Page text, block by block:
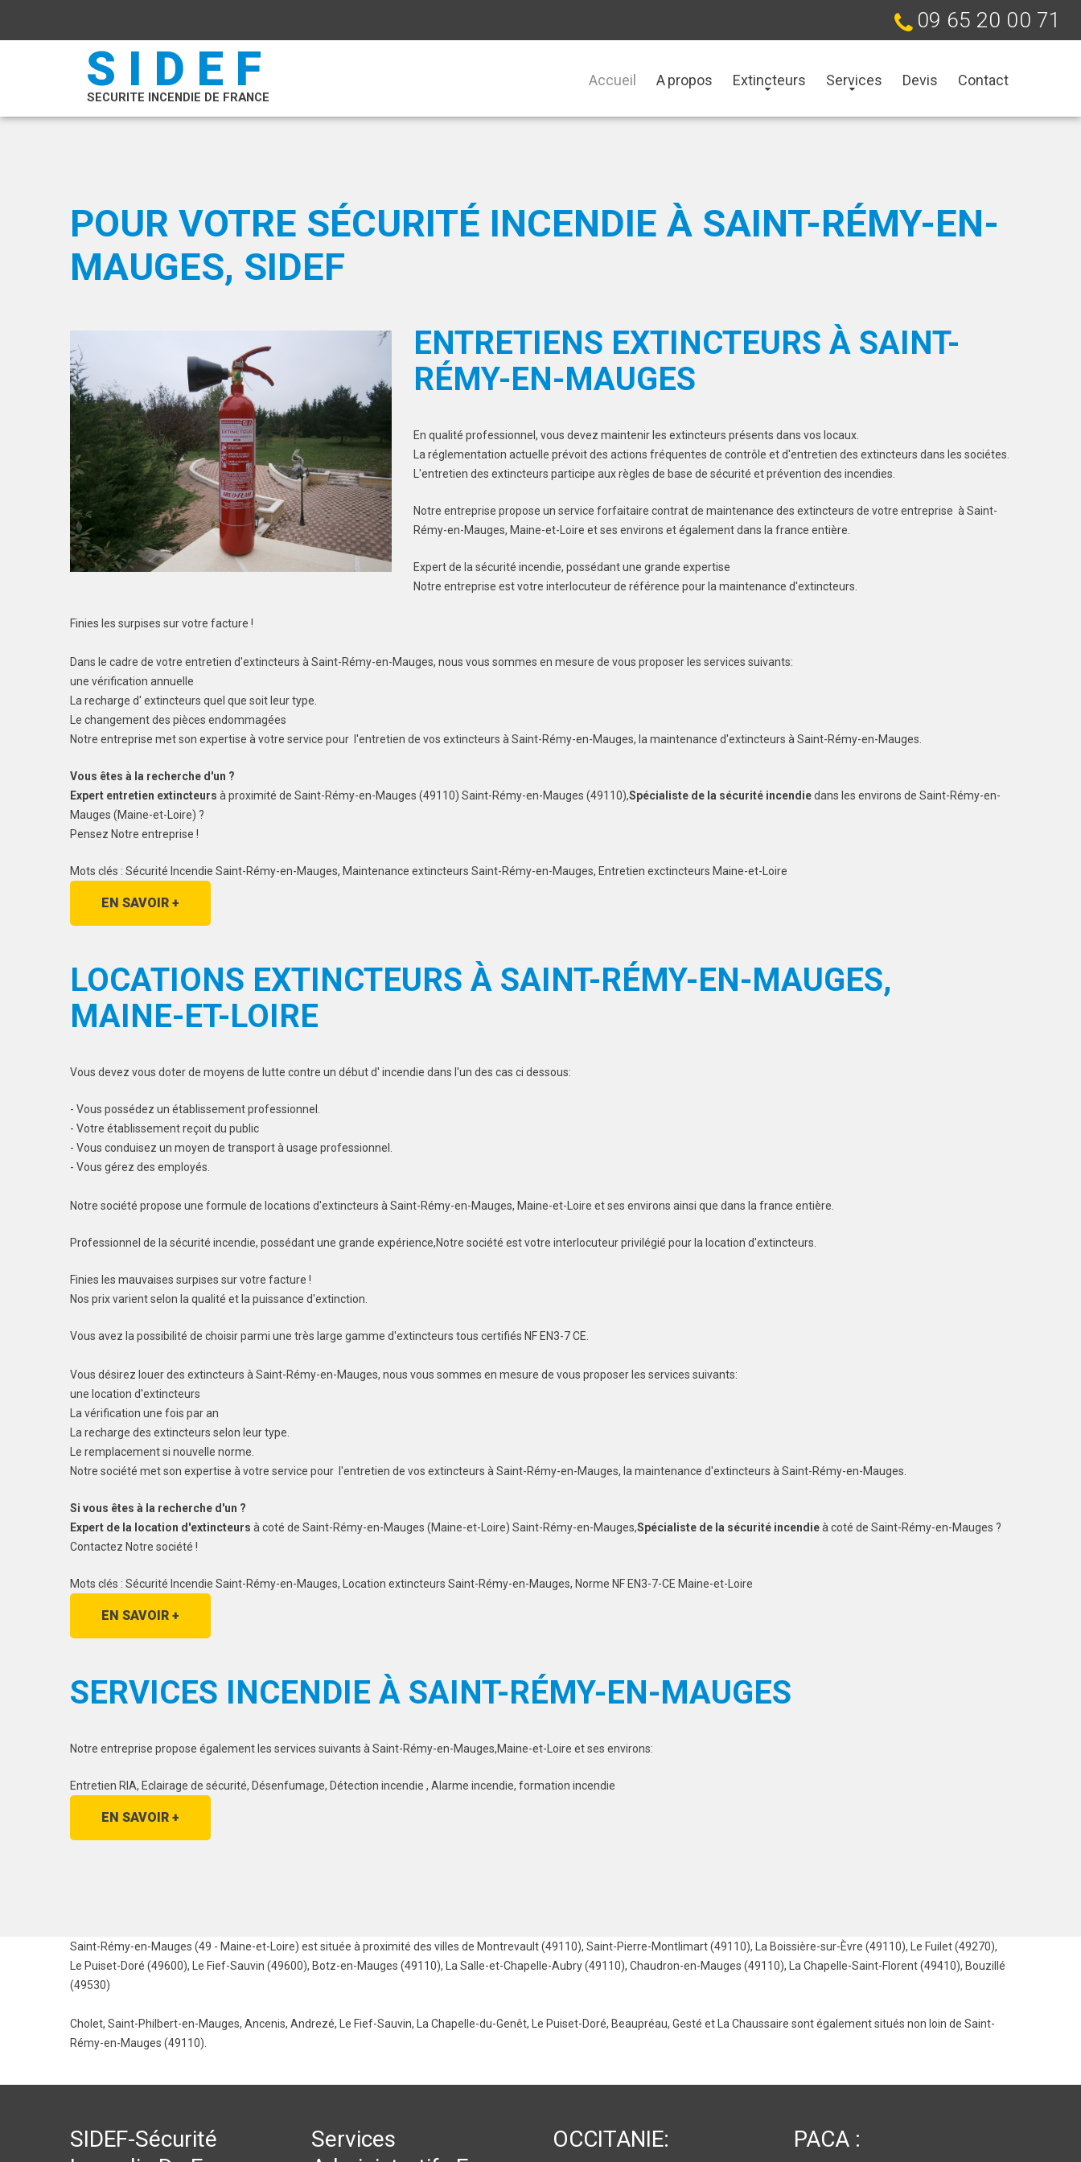
09 65 20 00 71
SIDEF
SECURITE INCENDIE DE FRANCE
Accueil A propos Extincteurs Services Devis Contact
POUR VOTRE SÉCURITÉ INCENDIE À SAINT-RÉMY-EN-
MAUGES, SIDEF
ENTRETIENS EXTINCTEURS À SAINT-
RÉMY-EN-MAUGES
En qualité professionnel, vous devez maintenir les extincteurs présents dans vos locaux.
La réglementation actuelle prévoit des actions fréquentes de contrôle et d'entretien des extincteurs dans les sociétes.
L'entretien des extincteurs participe aux règles de base de sécurité et prévention des incendies.
Notre entreprise propose un service forfaitaire contrat de maintenance des extincteurs de votre entreprise à Saint-
Rémy-en-Mauges, Maine-et-Loire et ses environs et également dans la france entière.
Expert de la sécurité incendie, possédant une grande expertise
Notre entreprise est votre interlocuteur de référence pour la maintenance d'extincteurs.
Finies les surpises sur votre facture !
Dans le cadre de votre entretien d'extincteurs à Saint-Rémy-en-Mauges, nous vous sommes en mesure de vous proposer les services suivants:
une vérification annuelle
La recharge d' extincteurs quel que soit leur type.
Le changement des pièces endommagées
Notre entreprise met son expertise à votre service pour l'entretien de vos extincteurs à Saint-Rémy-en-Mauges, la maintenance d'extincteurs à Saint-Rémy-en-Mauges.
Vous êtes à la recherche d'un ?
Expert entretien extincteurs à proximité de Saint-Rémy-en-Mauges (49110) Saint-Rémy-en-Mauges (49110),Spécialiste de la sécurité incendiedans les environs de Saint-Rémy-en-
Mauges (Maine-et-Loire) ?
Pensez Notre entreprise !
Mots clés : Sécurité Incendie Saint-Rémy-en-Mauges, Maintenance extincteurs Saint-Rémy-en-Mauges, Entretien exctincteurs Maine-et-Loire
EN SAVOIR +
LOCATIONS EXTINCTEURS À SAINT-RÉMY-EN-MAUGES,
MAINE-ET-LOIRE
Vous devez vous doter de moyens de lutte contre un début d' incendie dans l'un des cas ci dessous:
- Vous possédez un établissement professionnel.
- Votre établissement reçoit du public
- Vous conduisez un moyen de transport à usage professionnel.
- Vous gérez des employés.
Notre société propose une formule de locations d'extincteurs à Saint-Rémy-en-Mauges, Maine-et-Loire et ses environs ainsi que dans la france entière.
Professionnel de la sécurité incendie, possédant une grande expérience,Notre société est votre interlocuteur privilégié pour la location d'extincteurs.
Finies les mauvaises surpises sur votre facture !
Nos prix varient selon la qualité et la puissance d'extinction.
Vous avez la possibilité de choisir parmi une très large gamme d'extincteurs tous certifiés NF EN3-7 CE.
Vous désirez louer des extincteurs à Saint-Rémy-en-Mauges, nous vous sommes en mesure de vous proposer les services suivants:
une location d'extincteurs
La vérification une fois par an
La recharge des extincteurs selon leur type.
Le remplacement si nouvelle norme.
Notre société met son expertise à votre service pour l'entretien de vos extincteurs à Saint-Rémy-en-Mauges, la maintenance d'extincteurs à Saint-Rémy-en-Mauges.
Si vous êtes à la recherche d'un ?
Expert de la location d'extincteurs à coté de Saint-Rémy-en-Mauges (Maine-et-Loire) Saint-Rémy-en-Mauges,Spécialiste de la sécurité incendieà coté de Saint-Rémy-en-Mauges ?
Contactez Notre société !
Mots clés : Sécurité Incendie Saint-Rémy-en-Mauges, Location extincteurs Saint-Rémy-en-Mauges, Norme NF EN3-7-CE Maine-et-Loire
EN SAVOIR +
SERVICES INCENDIE À SAINT-RÉMY-EN-MAUGES
Notre entreprise propose également les services suivants à Saint-Rémy-en-Mauges,Maine-et-Loire et ses environs:
Entretien RIA, Eclairage de sécurité, Désenfumage, Détection incendie , Alarme incendie, formation incendie
EN SAVOIR +
Saint-Rémy-en-Mauges (49 - Maine-et-Loire) est située à proximité des villes de Montrevault (49110), Saint-Pierre-Montlimart (49110), La Boissière-sur-Èvre (49110), Le Fuilet (49270),
Le Puiset-Doré (49600), Le Fief-Sauvin (49600), Botz-en-Mauges (49110), La Salle-et-Chapelle-Aubry (49110), Chaudron-en-Mauges (49110), La Chapelle-Saint-Florent (49410), Bouzillé
(49530)
Cholet, Saint-Philbert-en-Mauges, Ancenis, Andrezé, Le Fief-Sauvin, La Chapelle-du-Genêt, Le Puiset-Doré, Beaupréau, Gesté et La Chaussaire sont également situés non loin de Saint-
Rémy-en-Mauges (49110).
SIDEF-Sécurité
Services
OCCITANIE: PACA :